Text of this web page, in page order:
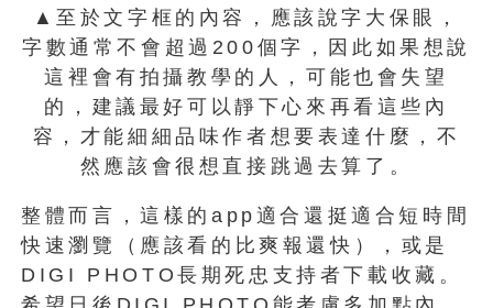
▲至於文字框的內容，應該說字大保眼，
字數通常不會超過200個字，因此如果想說
這裡會有拍攝教學的人，可能也會失望
的，建議最好可以靜下心來再看這些內
容，才能細細品味作者想要表達什麼，不
然應該會很想直接跳過去算了。
整體而言，這樣的app適合還挺適合短時間
快速瀏覽（應該看的比爽報還快），或是
DIGI PHOTO長期死忠支持者下載收藏。